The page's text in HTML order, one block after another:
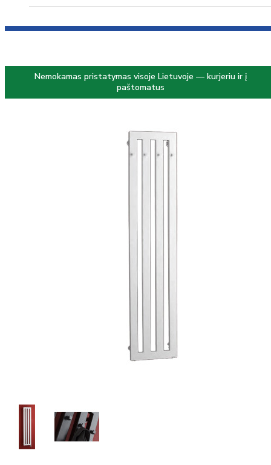
Nemokamas pristatymas visoje Lietuvoje — kurjeriu ir į
paštomatus